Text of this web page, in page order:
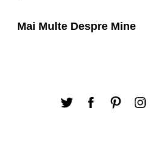
Mai Multe Despre Mine